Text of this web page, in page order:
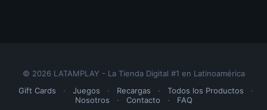
© 2026 LATAMPLAY - La Tienda Digital #1 en Latinoamérica
Gift Cards
· Juegos · Recargas · Todos los Productos
·
Nosotros
· Contacto · FAQ